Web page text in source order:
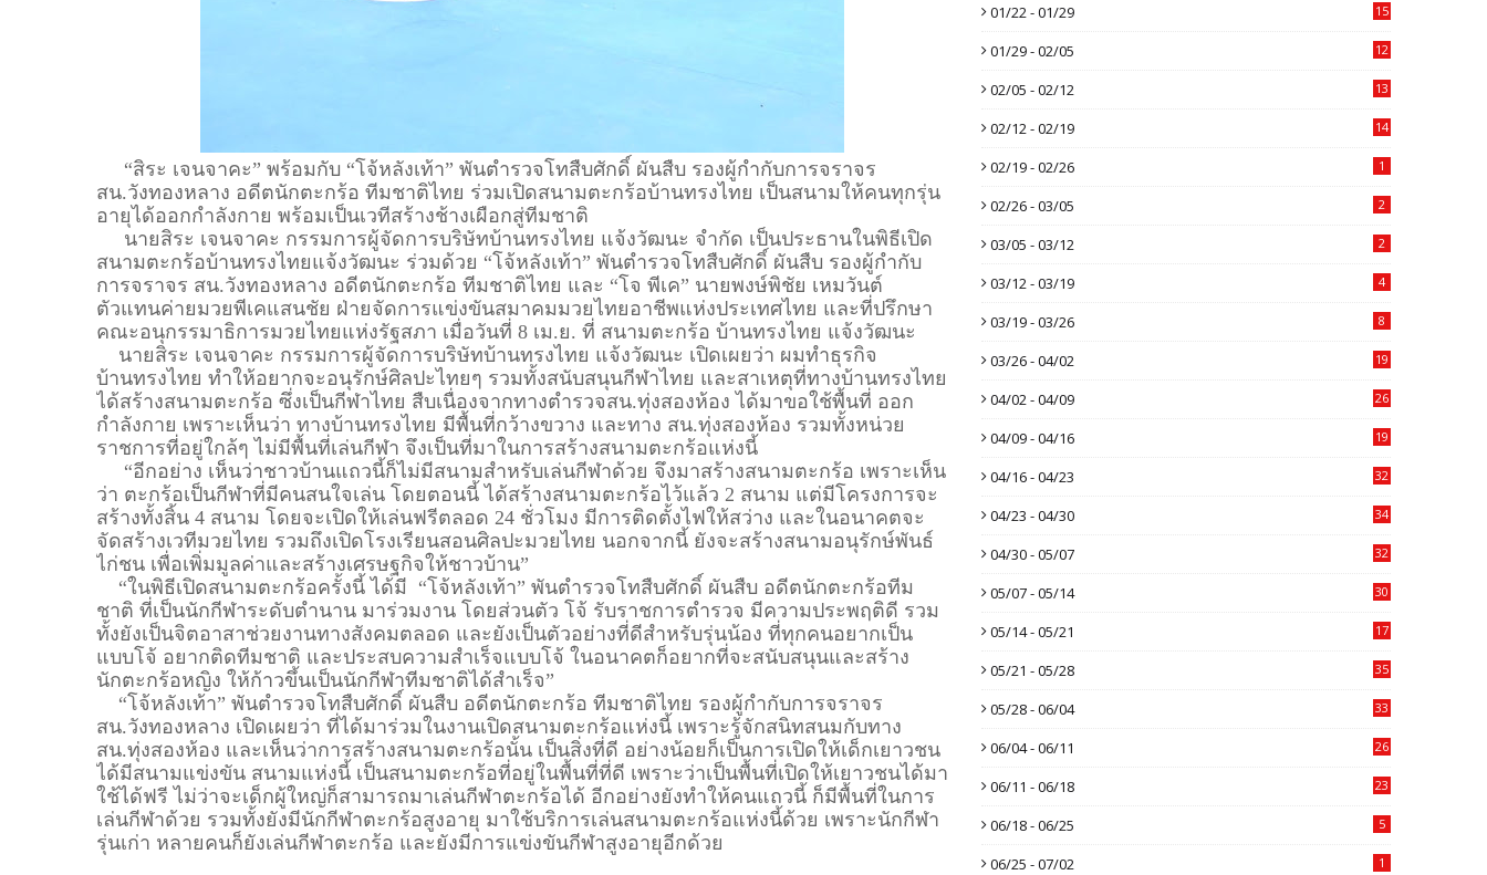
“สิระ เจนจาคะ” พร้อมกับ “โจ้หลังเท้า” พันตำรวจโทสืบศักดิ์ ผันสืบ รองผู้กำกับการจราจร
สน.วังทองหลาง อดีตนักตะกร้อ ทีมชาติไทย ร่วมเปิดสนามตะกร้อบ้านทรงไทย เป็นสนามให้คนทุกรุ่น
อายุได้ออกกำลังกาย พร้อมเป็นเวทีสร้างช้างเผือกสู่ทีมชาติ
นายสิระ เจนจาคะ กรรมการผู้จัดการบริษัทบ้านทรงไทย แจ้งวัฒนะ จำกัด เป็นประธานในพิธีเปิด
สนามตะกร้อบ้านทรงไทยแจ้งวัฒนะ ร่วมด้วย “โจ้หลังเท้า” พันตำรวจโทสืบศักดิ์ ผันสืบ รองผู้กำกับ
การจราจร สน.วังทองหลาง อดีตนักตะกร้อ ทีมชาติไทย และ “โจ พีเค” นายพงษ์พิชัย เหมวันต์
ตัวแทนค่ายมวยพีเคแสนชัย ฝ่ายจัดการแข่งขันสมาคมมวยไทยอาชีพแห่งประเทศไทย และที่ปรึกษา
คณะอนุกรรมาธิการมวยไทยแห่งรัฐสภา เมื่อวันที่ 8 เม.ย. ที่ สนามตะกร้อ บ้านทรงไทย แจ้งวัฒนะ
นายสิระ เจนจาคะ กรรมการผู้จัดการบริษัทบ้านทรงไทย แจ้งวัฒนะ เปิดเผยว่า ผมทำธุรกิจ
บ้านทรงไทย ทำให้อยากจะอนุรักษ์ศิลปะไทยๆ รวมทั้งสนับสนุนกีฬาไทย และสาเหตุที่ทางบ้านทรงไทย
ได้สร้างสนามตะกร้อ ซึ่งเป็นกีฬาไทย สืบเนื่องจากทางตำรวจสน.ทุ่งสองห้อง ได้มาขอใช้พื้นที่ ออก
กำลังกาย เพราะเห็นว่า ทางบ้านทรงไทย มีพื้นที่กว้างขวาง และทาง สน.ทุ่งสองห้อง รวมทั้งหน่วย
ราชการที่อยู่ใกล้ๆ ไม่มีพื้นที่เล่นกีฬา จึงเป็นที่มาในการสร้างสนามตะกร้อแห่งนี้
“อีกอย่าง เห็นว่าชาวบ้านแถวนี้ก็ไม่มีสนามสำหรับเล่นกีฬาด้วย จึงมาสร้างสนามตะกร้อ เพราะเห็น
ว่า ตะกร้อเป็นกีฬาที่มีคนสนใจเล่น โดยตอนนี้ ได้สร้างสนามตะกร้อไว้แล้ว 2 สนาม แต่มีโครงการจะ
สร้างทั้งสิ้น 4 สนาม โดยจะเปิดให้เล่นฟรีตลอด 24 ชั่วโมง มีการติดตั้งไฟให้สว่าง และในอนาคตจะ
จัดสร้างเวทีมวยไทย รวมถึงเปิดโรงเรียนสอนศิลปะมวยไทย นอกจากนี้ ยังจะสร้างสนามอนุรักษ์พันธ์
ไก่ชน เพื่อเพิ่มมูลค่าและสร้างเศรษฐกิจให้ชาวบ้าน”
“ในพิธีเปิดสนามตะกร้อครั้งนี้ ได้มี “โจ้หลังเท้า” พันตำรวจโทสืบศักดิ์ ผันสืบ อดีตนักตะกร้อทีม
ชาติ ที่เป็นนักกีฬาระดับตำนาน มาร่วมงาน โดยส่วนตัว โจ้ รับราชการตำรวจ มีความประพฤติดี รวม
ทั้งยังเป็นจิตอาสาช่วยงานทางสังคมตลอด และยังเป็นตัวอย่างที่ดีสำหรับรุ่นน้อง ที่ทุกคนอยากเป็น
แบบโจ้ อยากติดทีมชาติ และประสบความสำเร็จแบบโจ้ ในอนาคตก็อยากที่จะสนับสนุนและสร้าง
นักตะกร้อหญิง ให้ก้าวขึ้นเป็นนักกีฬาทีมชาติได้สำเร็จ”
“โจ้หลังเท้า” พันตำรวจโทสืบศักดิ์ ผันสืบ อดีตนักตะกร้อ ทีมชาติไทย รองผู้กำกับการจราจร
สน.วังทองหลาง เปิดเผยว่า ที่ได้มาร่วมในงานเปิดสนามตะกร้อแห่งนี้ เพราะรู้จักสนิทสนมกับทาง
สน.ทุ่งสองห้อง และเห็นว่าการสร้างสนามตะกร้อนั้น เป็นสิ่งที่ดี อย่างน้อยก็เป็นการเปิดให้เด็กเยาวชน
ได้มีสนามแข่งขัน สนามแห่งนี้ เป็นสนามตะกร้อที่อยู่ในพื้นที่ที่ดี เพราะว่าเป็นพื้นที่เปิดให้เยาวชนได้มา
ใช้ได้ฟรี ไม่ว่าจะเด็กผู้ใหญ่ก็สามารถมาเล่นกีฬาตะกร้อได้ อีกอย่างยังทำให้คนแถวนี้ ก็มีพื้นที่ในการ
เล่นกีฬาด้วย รวมทั้งยังมีนักกีฬาตะกร้อสูงอายุ มาใช้บริการเล่นสนามตะกร้อแห่งนี้ด้วย เพราะนักกีฬา
รุ่นเก่า หลายคนก็ยังเล่นกีฬาตะกร้อ และยังมีการแข่งขันกีฬาสูงอายุอีกด้วย
01/22 - 01/29 15
01/29 - 02/05 12
02/05 - 02/12 13
02/12 - 02/19 14
02/19 - 02/26 1
02/26 - 03/05 2
03/05 - 03/12 2
03/12 - 03/19 4
03/19 - 03/26 8
03/26 - 04/02 19
04/02 - 04/09 26
04/09 - 04/16 19
04/16 - 04/23 32
04/23 - 04/30 34
04/30 - 05/07 32
05/07 - 05/14 30
05/14 - 05/21 17
05/21 - 05/28 35
05/28 - 06/04 33
06/04 - 06/11 26
06/11 - 06/18 23
06/18 - 06/25 5
06/25 - 07/02 1